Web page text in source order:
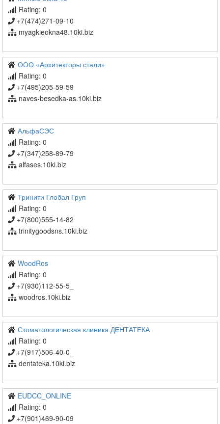
Rating: 0
+7(474)271-09-10
myagkieokna48.10ki.biz
ООО «Архитекторы стали»
Rating: 0
+7(495)205-59-59
naves-besedka-as.10ki.biz
АльфаСЭС
Rating: 0
+7(347)258-89-79
alfases.10ki.biz
Тринити Глобал Груп
Rating: 0
+7(800)555-14-82
trinitygoodsns.10ki.biz
WoodRos
Rating: 0
+7(930)112-55-5_
woodros.10ki.biz
Стоматологическая клиника ДЕНТАТЕКА
Rating: 0
+7(917)506-40-0_
dentateka.10ki.biz
EUDCC_ONLINE
Rating: 0
+7(901)469-90-09